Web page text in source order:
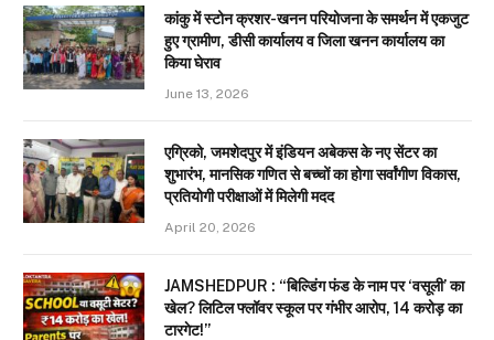
कांकु में स्टोन क्रशर-खनन परियोजना के समर्थन में एकजुट
हुए ग्रामीण, डीसी कार्यालय व जिला खनन कार्यालय का
किया घेराव
June 13, 2026
एग्रिको, जमशेदपुर में इंडियन अबेकस के नए सेंटर का
शुभारंभ, मानसिक गणित से बच्चों का होगा सर्वांगीण विकास,
प्रतियोगी परीक्षाओं में मिलेगी मदद
April 20, 2026
JAMSHEDPUR : “बिल्डिंग फंड के नाम पर ‘वसूली’ का
खेल? लिटिल फ्लॉवर स्कूल पर गंभीर आरोप, 14 करोड़ का
टारगेट!”